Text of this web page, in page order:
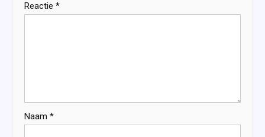
Reactie *
Naam *